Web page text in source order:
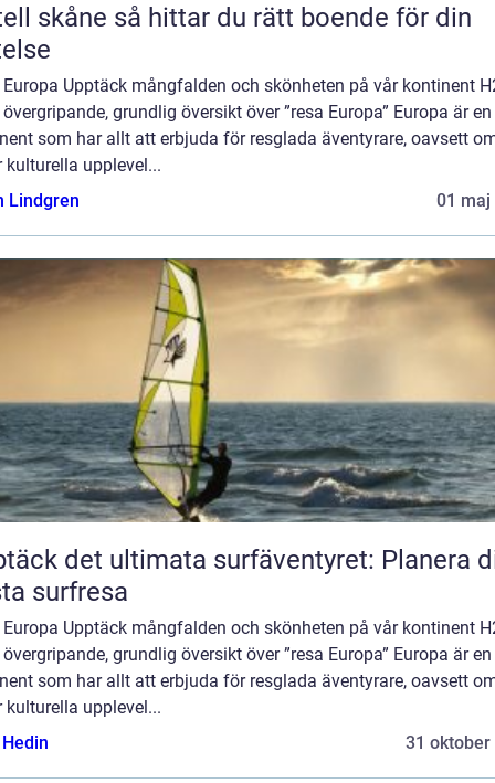
hittar du rätt boende för din
Europa Upptäck mångfalden och skönheten på vår kontinent
övergripande, grundlig översikt över ”resa Europa” Europa är en
som har allt att erbjuda för resglada äventyrare, oavsett
kulturella upplevel...
Lindgren
01 maj
det ultimata surfäventyret: Planera
surfresa
Europa Upptäck mångfalden och skönheten på vår kontinent
övergripande, grundlig översikt över ”resa Europa” Europa är en
som har allt att erbjuda för resglada äventyrare, oavsett
kulturella upplevel...
31 oktober